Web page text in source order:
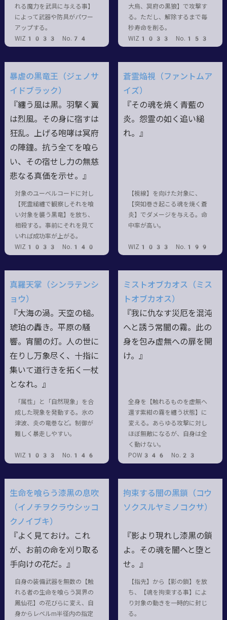
れる魔力を武具に与える事】
によって武器や防具がパワー
アップする。
WIZ1033 No.74
大烏、冥府の黒狼】で攻撃す
る。ただし、解除するまで毎
秒寿命を削る。
WIZ1033 No.153
暴虐の黒竜王（ジェノサ
イドブラック）
『纏う風は黒。羽撃く翼
は烈風。その身に宿すは
狂乱。上げる咆哮は冥府
の陣鐘。抗う全てを喰ら
い、その宿せし力の無慈
悲なる真価を示せ。』
対象のユーベルコードに対し
【死霊縋纏で観察しそれを喰
い対象を襲う黒竜】を放ち、
相殺する。事前にそれを見て
いれば成功率が上がる。
WIZ1033 No.140
蒼霊焔視（ファントムア
イズ）
『その魂を焼く青藍の
炎。怨霊の如く追い縋
れ。』
【視線】を向けた対象に、
【突如巻き起こる魂を焼く蒼
炎】でダメージを与える。命
中率が高い。
WIZ1033 No.199
真羅天掌（シンラテンシ
ョウ）
『大海の渦。天空の槌。
琥珀の轟き。平原の騒
響。宵闇の灯。人の世に
在りし万象尽く、十指に
集いて道行きを拓く一杖
となれ。』
「属性」と「自然現象」を合
成した現象を発動する。氷の
津波、炎の竜巻など。制御が
難しく暴走しやすい。
WIZ1033 No.146
ミストオブカオス（ミス
トオブカオス）
『我に仇なす災厄を混沌
へと誘う常闇の霧。此の
身を包み虚無への扉を開
け。』
全身を【触れるものを虚無へ
還す紫紺の霧を纏う状態】に
変える。あらゆる攻撃に対し
ほぼ無敵になるが、自身は全
く動けない。
POW346 No.23
生命を喰らう漆黒の息吹
（イノチヲクラウシッコ
クノイブキ）
『よく見ておけ。これ
が、お前の命を刈り取る
手向けの花だ。』
自身の装備武器を無数の【触
れる者の生命を喰らう冥界の
鳳仙花】の花びらに変え、自
身からレベルm半径内の指定
拘束する闇の黒鎖（コウ
ソクスルヤミノコクサ）
『影より現れし漆黒の鎖
よ。その魂を闇へと堕と
せ。』
【指先】から【影の鎖】を放
ち、【魂を拘束する事】によ
り対象の動きを一時的に封じ
る。